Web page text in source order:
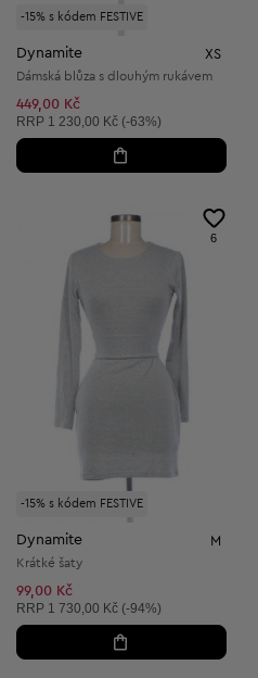
-15% s kódem FESTIVE
Dynamite XS
Dámská blůza s dlouhým rukávem
449,00 Kč
Doporučená cena:
RRP 1 230,00 Kč (-63%)
-15% s kódem FESTIVE
6
Dynamite M
Krátké šaty
99,00 Kč
Doporučená cena:
RRP 1 730,00 Kč (-94%)